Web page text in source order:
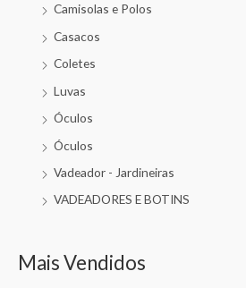
Camisolas e Polos
Casacos
Coletes
Luvas
Óculos
Óculos
Vadeador - Jardineiras
VADEADORES E BOTINS
Mais Vendidos